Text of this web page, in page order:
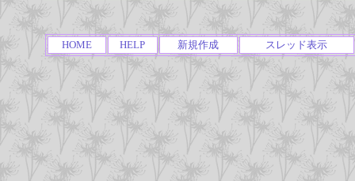
HOME HELP 新規作成 スレッド表示